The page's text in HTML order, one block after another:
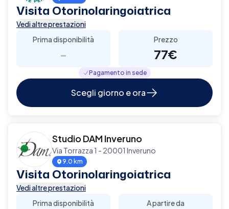
Visita Otorinolaringoiatrica
Vedi altre prestazioni
Prima disponibilità
-
Prezzo
77€
Pagamento in sede
Scegli giorno e ora
Studio DAM Inveruno
Via Torrazza 1 - 20001 Inveruno
9.0 km
Visita Otorinolaringoiatrica
Vedi altre prestazioni
Prima disponibilità
A partire da